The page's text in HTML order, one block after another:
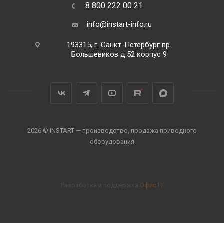
8 800 222 00 21
info@instart-info.ru
193315, г. Санкт-Петербург пр.
Большевиков д.52 корпус 9
2026 © INSTART — производство, продажа приводного
оборудования
Офис11